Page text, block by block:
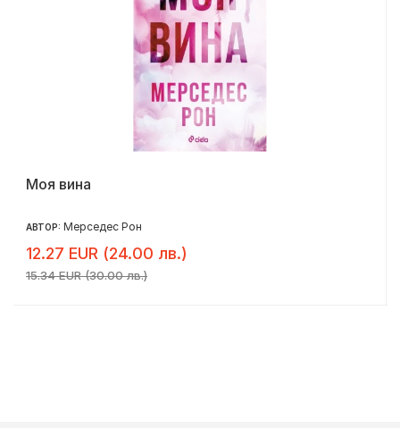
Моя вина
АВТОР: Мерседес Рон
12.27 EUR (24.00 лв.)
15.34 EUR (30.00 лв.)